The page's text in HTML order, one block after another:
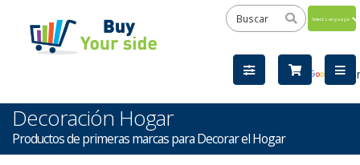
by
Decoración Hogar
Productos de primeras marcas para Decorar el Hogar